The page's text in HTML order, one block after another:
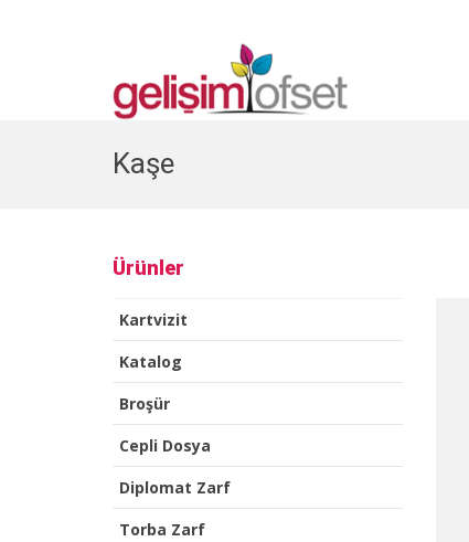
Kaşe
Ürünler
Kartvizit
Katalog
Broşür
Cepli Dosya
Diplomat Zarf
Torba Zarf